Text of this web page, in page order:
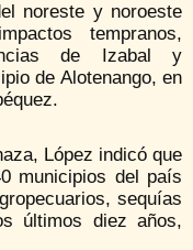
noreste y noroeste
tempranos,
de Izabal y
de Alotenango, en
López indicó que
municipios del país
sequías
últimos diez años,